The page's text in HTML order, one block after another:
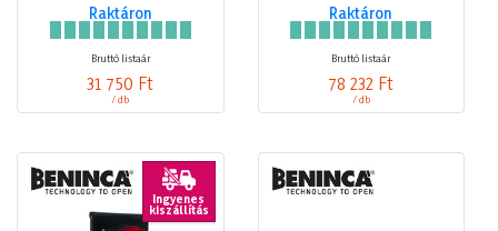
Raktáron
Bruttó listaár
31 750 Ft
/ db
Raktáron
Bruttó listaár
78 232 Ft
/ db
Ingyenes
kiszállítás